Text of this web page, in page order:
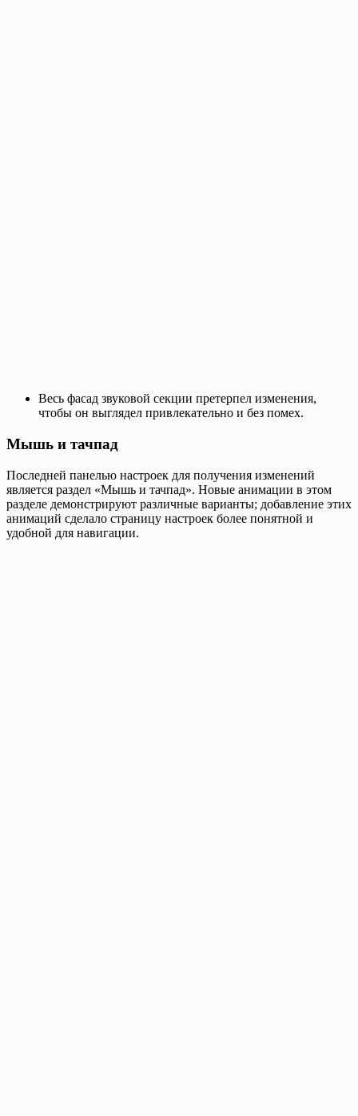
Весь фасад звуковой секции претерпел изменения,
чтобы он выглядел привлекательно и без помех.
Мышь и тачпад
Последней панелью настроек для получения изменений
является раздел «Мышь и тачпад». Новые анимации в этом
разделе демонстрируют различные варианты; добавление этих
анимаций сделало страницу настроек более понятной и
удобной для навигации.